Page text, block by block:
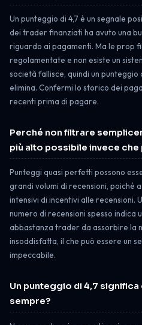
Un punteggio di 4,7 è un segnale
dei trader finanziati ha avuto una
riguardo ai pagamenti. Ma le prop
regolamentate e non esiste un
società fallisce, quindi un punteggio
elimina. Confermi lo storico dei
recenti prima di pagare.
Perché non filtrare
più alto possibile invece che
Punteggi quasi perfetti possono
grandi volumi di recensioni, poiché
intensivi di incentivi alle recensioni.
numero di recensioni spesso indica
abbastanza trader da assorbire la
insoddisfatta, il che può essere un
impeccabile.
Un punteggio di 4,7
sempre?